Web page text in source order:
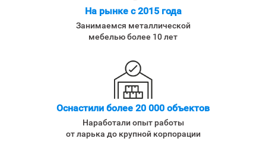
На рынке с 2015 года
Занимаемся металлической
мебелью более 10 лет
Оснастили более 20 000 объектов
Наработали опыт работы
от ларька до крупной корпорации